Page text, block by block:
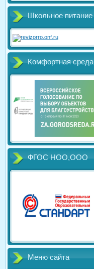
Школьное питание
Комфортная среда
ФГОС НОО,ООО
Меню сайта